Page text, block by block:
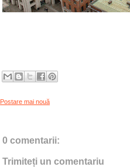
Postare mai nouă
0 comentarii:
Trimiteți un comentariu